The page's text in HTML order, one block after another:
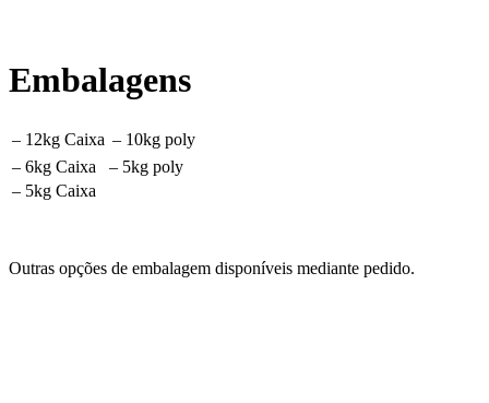
Embalagens
– 12kg Caixa – 10kg poly
– 6kg Caixa
– 5kg poly
– 5kg Caixa
Outras opções de embalagem disponíveis mediante pedido.